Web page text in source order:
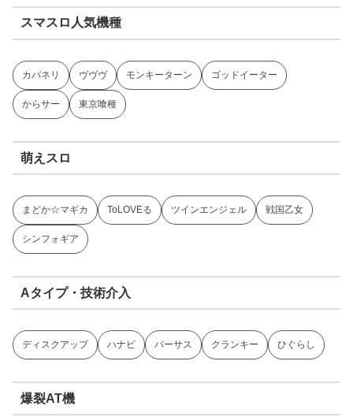
スマスロ人気機種
カバネリ ヴヴヴ モンキーターン ゴッドイーター
からサー 東京喰種
萌えスロ
まどか☆マギカ ToLOVEる ツインエンジェル 戦国乙女
シンフォギア
Aタイプ・技術介入
ディスクアップ ハナビ バーサス クランキー ひぐらし
爆裂AT機